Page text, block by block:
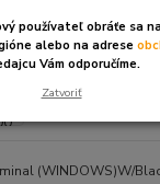
(WINDOWS)W/
používateľ obráťe sa
alebo na adrese
Vám odporučíme.
Zatvoriť